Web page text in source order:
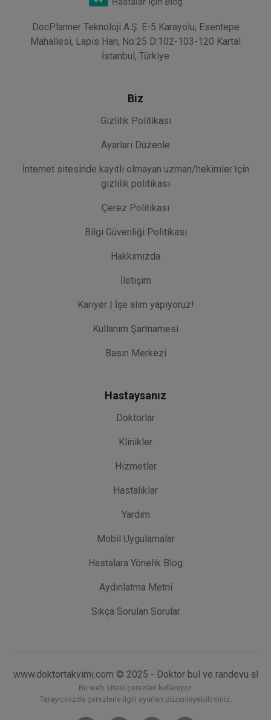
DocPlanner Teknoloji A.Ş. E-5 Karayolu, Esentepe
Mahallesi, Lapis Han, No:25 D:102-103-120 Kartal
İstanbul, Türkiye
Biz
Gizlilik Politikası
Ayarları Düzenle
İnternet sitesinde kayıtlı olmayan uzman/hekimler i̇çin
gizlilik politikası
Çerez Politikası
Bilgi Güvenliği Politikası
Hakkımızda
İletişim
Kariyer | İşe alım yapıyoruz!
Kullanım Şartnamesi
Basın Merkezi
Hastaysanız
Doktorlar
Klinikler
Hizmetler
Hastaliklar
Yardım
Mobil Uygulamalar
Hastalara Yönelik Blog
Aydınlatma Metni
Sıkça Sorulan Sorular
www.doktortakvimi.com © 2025 - Doktor bul ve randevu al
Bu web sitesi çerezleri kullanıyor.
Tarayıcınızda çerezlerle ilgili ayarları düzenleyebilirsiniz.